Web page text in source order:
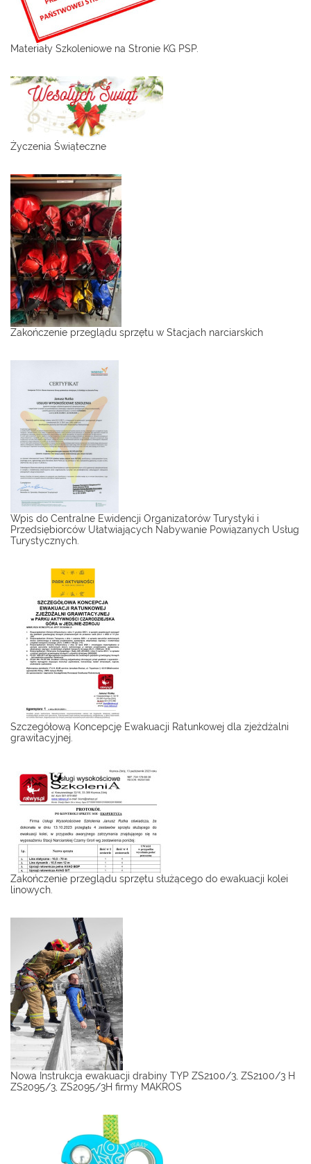
Materiały Szkoleniowe na Stronie KG PSP.
Życzenia Świąteczne
Zakończenie przeglądu sprzętu w Stacjach narciarskich
Wpis do Centralne Ewidencji Organizatorów Turystyki i
Przedsiębiorców Ułatwiających Nabywanie Powiązanych Usług
Turystycznych.
Szczegółową Koncepcję Ewakuacji Ratunkowej dla zjeżdżalni
grawitacyjnej.
Zakończenie przeglądu sprzętu służącego do ewakuacji kolei
linowych.
Nowa Instrukcja ewakuacji drabiny TYP ZS2100/3, ZS2100/3 H
ZS2095/3, ZS2095/3H firmy MAKROS